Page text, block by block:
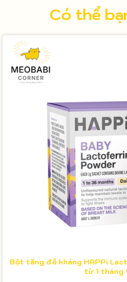
Có thể
Bột tăng đề kháng HAPPi
từ 1 tháng